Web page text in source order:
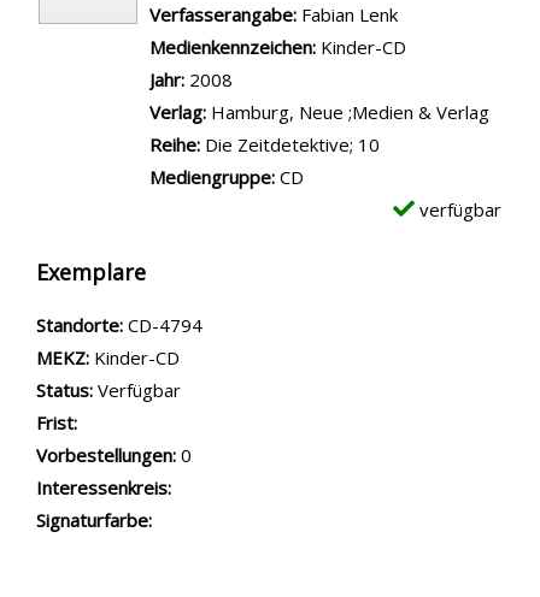
Verfasserangabe: Fabian Lenk
Medienkennzeichen: Kinder-CD
Jahr: 2008
Verlag: Hamburg, Neue ;Medien & Verlag
Reihe: Die Zeitdetektive; 10
Mediengruppe: CD
verfügbar
Exemplare
Standorte: CD-4794
MEKZ: Kinder-CD
Status: Verfügbar
Frist:
Vorbestellungen: 0
Interessenkreis:
Signaturfarbe: